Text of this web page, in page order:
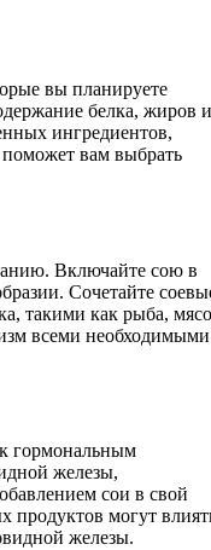
вы планируете
белка, жиров и
ингредиентов,
вам выбрать
Включайте сою в
Сочетайте
такими как рыба, мясо
всеми необходимыми
гормональным
железы,
сои в свой
продуктов могут
железы.